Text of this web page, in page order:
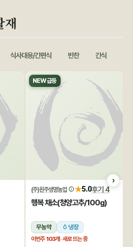
식사대용/간편식 반찬 간식
NEW 급등
(주)원주생명농업 ★5.0후기 4
행복 채소(청양고추/100g)
무농약 냉장
이번주103개 · 새로 뜨는 중